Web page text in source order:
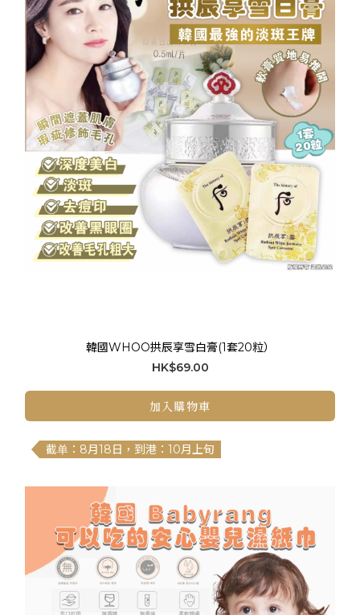
韓國WHOO拱辰享雪白膏(1套20粒）
HK$69.00
加入購物車
截单：8月18日，到港：10月上旬